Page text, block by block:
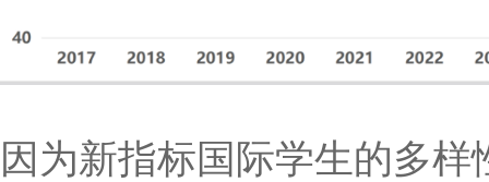
因为新指标国际学生的多样